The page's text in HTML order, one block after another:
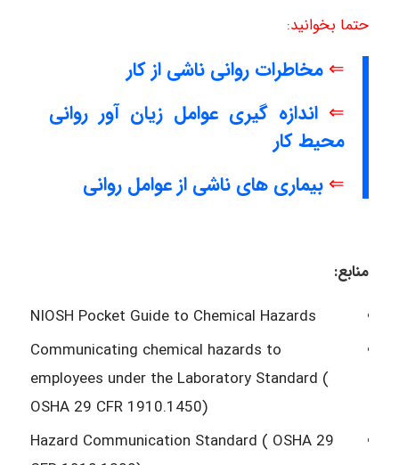
حتما بخوانید:
⇐ مخاطرات روانی ناشی از کار
⇐ اندازه گیری عوامل زیان آور روانی
محیط کار
⇐ بیماری های ناشی از عوامل روانی
منابع:
NIOSH Pocket Guide to Chemical Hazards
Communicating chemical hazards to
employees under the Laboratory Standard (
OSHA 29 CFR 1910.1450)
Hazard Communication Standard ( OSHA 29